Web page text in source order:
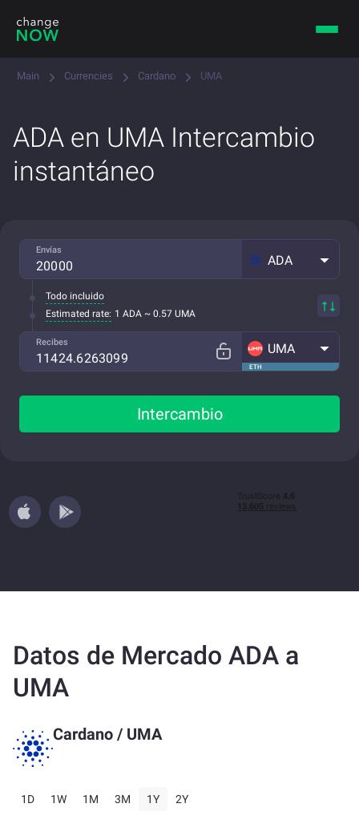
Main Currencies Cardano UMA
ADA en UMA Intercambio
instantáneo
Envías
ADA
Todo incluido
Estimated rate: 1 ADA ~ 0.57 UMA
Recibes
ETH
UMA
Intercambio
Datos de Mercado ADA a
UMA
Cardano / UMA
1D 1W 1M 3M 1Y 2Y